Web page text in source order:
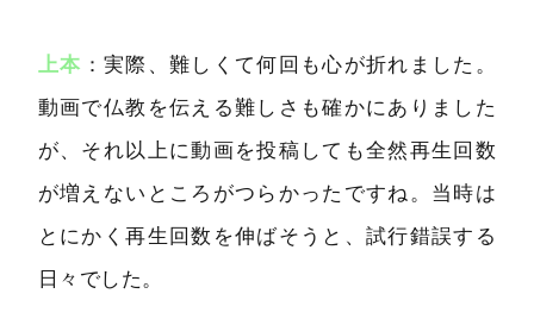
上本 ：実際、難しくて何回も心が折れました。
動画で仏教を伝える難しさも確かにありました
が、それ以上に動画を投稿しても全然再生回数
が増えないところがつらかったですね。当時は
とにかく再生回数を伸ばそうと、試行錯誤する
日々でした。